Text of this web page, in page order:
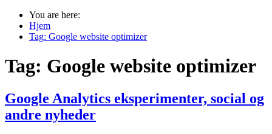
You are here:
Hjem
Tag: Google website optimizer
Tag: Google website optimizer
Google Analytics eksperimenter, social og
andre nyheder